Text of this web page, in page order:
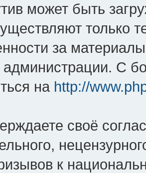
может быть
только
за
администрации. С
на http://
своё
к